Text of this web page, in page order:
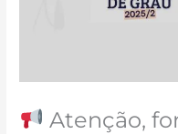
Atenção,